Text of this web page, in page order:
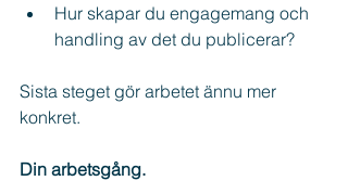
Hur skapar du engagemang och
handling av det du publicerar?
Sista steget gör arbetet ännu mer
konkret.
Din arbetsgång.